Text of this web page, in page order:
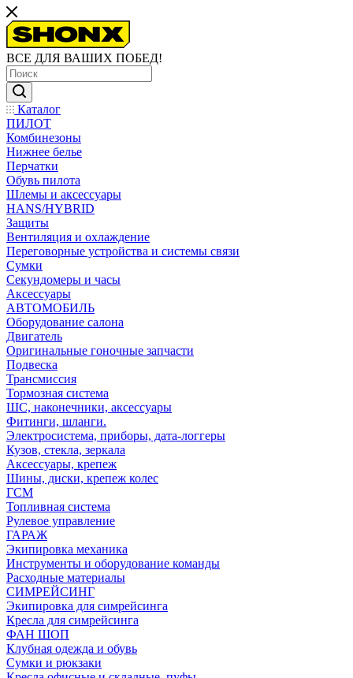
ВСЕ ДЛЯ ВАШИХ ПОБЕД!
Каталог
ПИЛОТ
Комбинезоны
Нижнее белье
Перчатки
Обувь пилота
Шлемы и аксессуары
HANS/HYBRID
Защиты
Вентиляция и охлаждение
Переговорные устройства и системы связи
Сумки
Секундомеры и часы
Аксессуары
АВТОМОБИЛЬ
Оборудование салона
Двигатель
Оригинальные гоночные запчасти
Подвеска
Трансмиссия
Тормозная система
ШС, наконечники, аксессуары
Фитинги, шланги.
Электросистема, приборы, дата-логгеры
Кузов, стекла, зеркала
Аксессуары, крепеж
Шины, диски, крепеж колес
ГСМ
Топливная система
Рулевое управление
ГАРАЖ
Экипировка механика
Инструменты и оборудование команды
Расходные материалы
СИМРЕЙСИНГ
Экипировка для симрейсинга
Кресла для симрейсинга
ФАН ШОП
Клубная одежда и обувь
Сумки и рюкзаки